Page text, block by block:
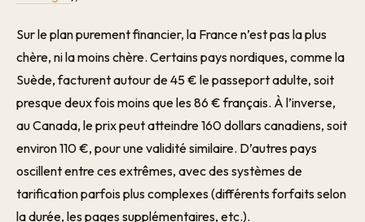
Sur le plan purement financier, la France n’est pas la plus
chère, ni la moins chère. Certains pays nordiques, comme la
Suède, facturent autour de 45 € le passeport adulte, soit
presque deux fois moins que les 86 € français. À l’inverse,
au Canada, le prix peut atteindre 160 dollars canadiens, soit
environ 110 €, pour une validité similaire. D’autres pays
oscillent entre ces extrêmes, avec des systèmes de
tarification parfois plus complexes (différents forfaits selon
la durée, les pages supplémentaires, etc.).